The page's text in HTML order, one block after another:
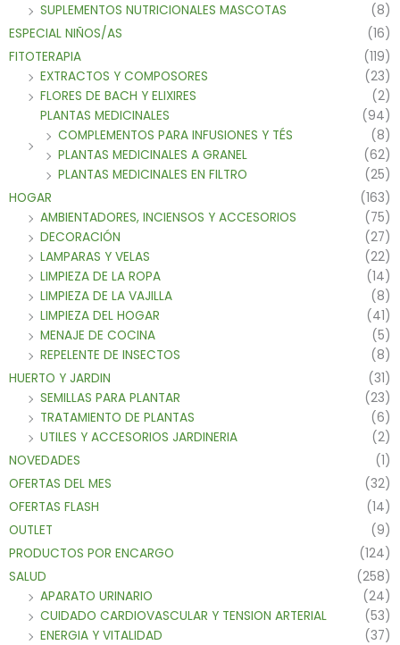
SUPLEMENTOS NUTRICIONALES MASCOTAS
(8)
ESPECIAL NIÑOS/AS
(16)
FITOTERAPIA
(119)
EXTRACTOS Y COMPOSORES
(23)
FLORES DE BACH Y ELIXIRES
(2)
PLANTAS MEDICINALES
(94)
COMPLEMENTOS PARA INFUSIONES Y TÉS
(8)
PLANTAS MEDICINALES A GRANEL
(62)
PLANTAS MEDICINALES EN FILTRO
(25)
HOGAR
(163)
AMBIENTADORES, INCIENSOS Y ACCESORIOS
(75)
DECORACIÓN
(27)
LAMPARAS Y VELAS
(22)
LIMPIEZA DE LA ROPA
(14)
LIMPIEZA DE LA VAJILLA
(8)
LIMPIEZA DEL HOGAR
(41)
MENAJE DE COCINA
(5)
REPELENTE DE INSECTOS
(8)
HUERTO Y JARDIN
(31)
SEMILLAS PARA PLANTAR
(23)
TRATAMIENTO DE PLANTAS
(6)
UTILES Y ACCESORIOS JARDINERIA
(2)
NOVEDADES
(1)
OFERTAS DEL MES
(32)
OFERTAS FLASH
(14)
OUTLET
(9)
PRODUCTOS POR ENCARGO
(124)
SALUD
(258)
APARATO URINARIO
(24)
CUIDADO CARDIOVASCULAR Y TENSION ARTERIAL
(53)
ENERGIA Y VITALIDAD
(37)